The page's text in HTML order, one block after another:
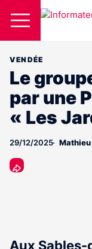
VENDÉE
Le
par une
« Les
29/12/2025 Mathieu
Aux Sables-